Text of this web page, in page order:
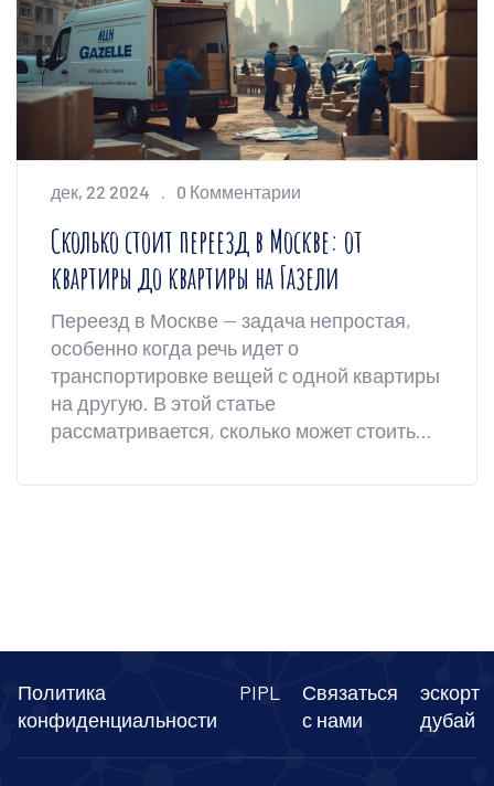
дек, 22 2024 0 Комментарии
Сколько стоит переезд в Москве: от
квартиры до квартиры на Газели
Переезд в Москве — задача непростая,
особенно когда речь идет о
транспортировке вещей с одной квартиры
на другую. В этой статье
рассматривается, сколько может стоить
как можно сэкономить. Мы обсудим
организованным. Рассмотрим, как
Газели для оптимизации процесса.
Политика
конфиденциальности
PIPL
Связаться
с нами
эскорт
дубай